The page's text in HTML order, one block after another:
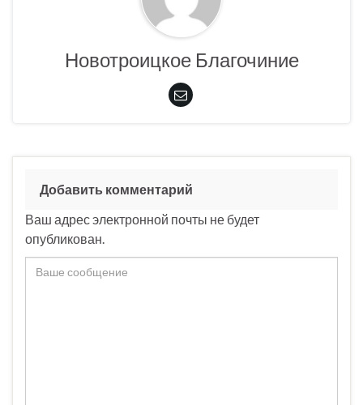
Новотроицкое Благочиние
Добавить комментарий
Ваш адрес электронной почты не будет
опубликован.